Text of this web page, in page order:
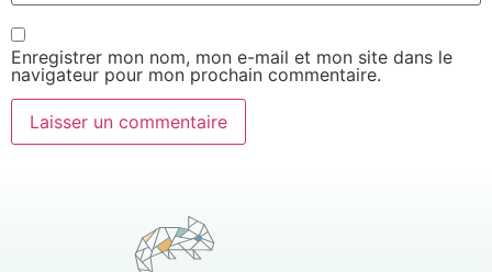
Enregistrer mon nom, mon e-mail et mon site dans le
navigateur pour mon prochain commentaire.